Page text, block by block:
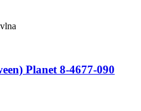
Planet 8-4677-090